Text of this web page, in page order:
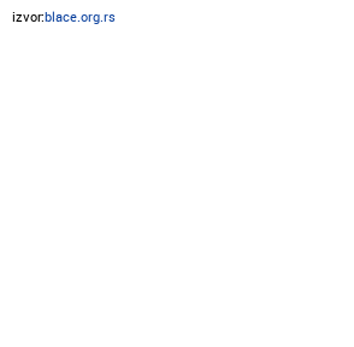
izvor:blace.org.rs